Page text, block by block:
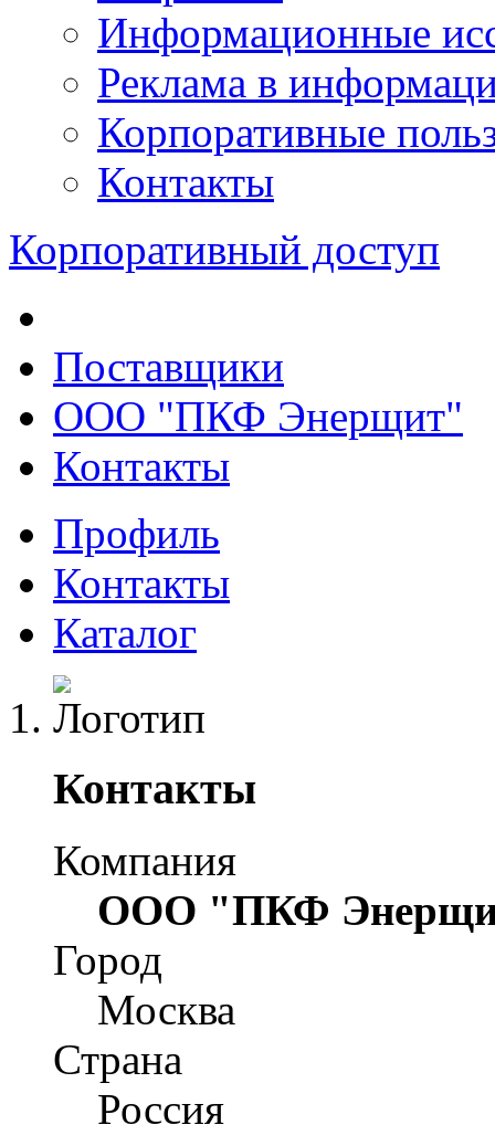
Информационные
Реклама в
Корпоративные
Контакты
Корпоративный доступ
Поставщики
ООО "ПКФ Энерщит"
Контакты
Профиль
Контакты
Каталог
Контакты
Компания
ООО "ПКФ
Город
Москва
Страна
Россия